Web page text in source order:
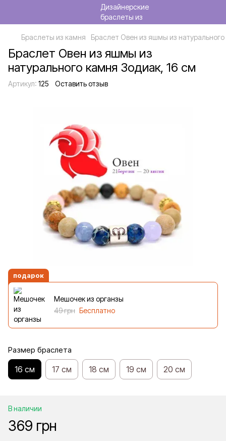
Браслеты из камня Браслет Овен из яшмы из
Браслет Овен из яшмы из
натурального камня Зодиак, 16 см
Артикул: 125 Оставить отзыв
подарок
Мешочек из органзы
49 грн Бесплатно
Размер браслета
16 см 17 см 18 см 19 см 20 см
В наличии
369 грн